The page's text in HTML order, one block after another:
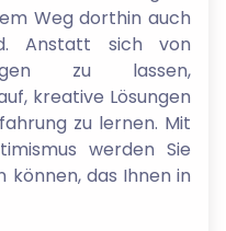
Weg dorthin auch
Anstatt sich von
zu lassen,
kreative Lösungen
zu lernen. Mit
werden Sie
können, das Ihnen in